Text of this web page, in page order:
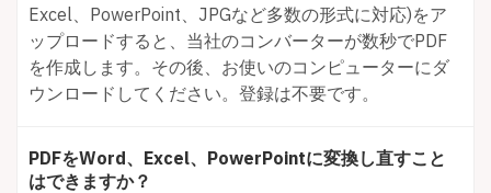
Excel、PowerPoint、JPGなど多数の形式に対応)をア
ップロードすると、当社のコンバーターが数秒でPDF
を作成します。その後、お使いのコンピューターにダ
ウンロードしてください。登録は不要です。
PDFをWord、Excel、PowerPointに変換し直すこと
はできますか？